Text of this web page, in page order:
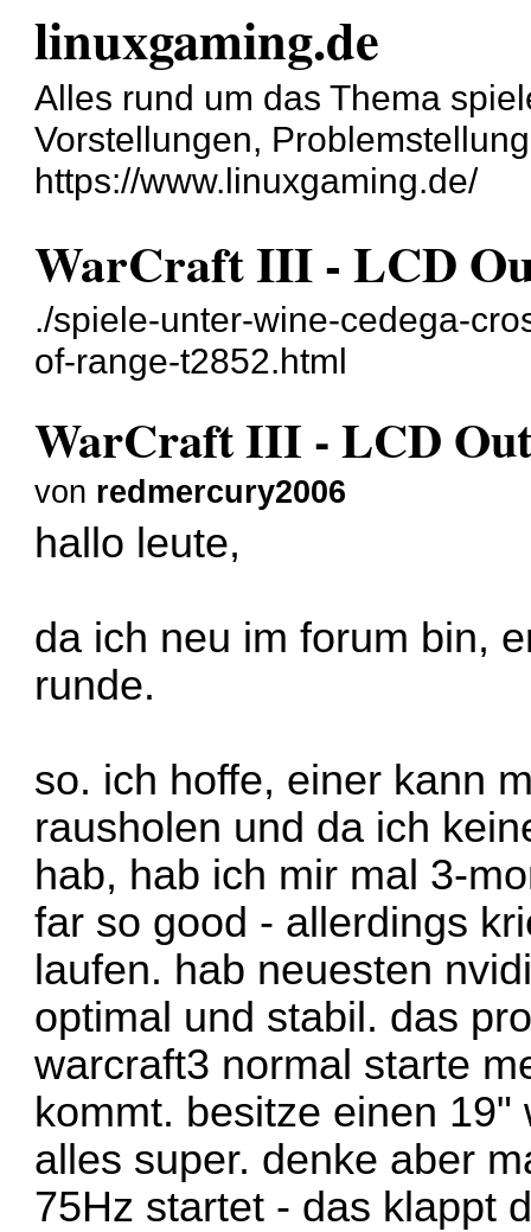
linuxgaming.de
Alles rund um das Thema
Vorstellungen,
https://www.linuxgaming.de/
WarCraft III - LCD
./spiele-unter-wine-cedega-
of-range-t2852.html
WarCraft III - LCD
von redmercury2006
hallo leute,
da ich neu im forum bin,
runde.
so. ich hoffe, einer kann
rausholen und da ich
hab, hab ich mir mal 3-
far so good - allerdings
laufen. hab neuesten
optimal und stabil. das
warcraft3 normal starte
kommt. besitze einen
alles super. denke aber
75Hz startet - das klappt